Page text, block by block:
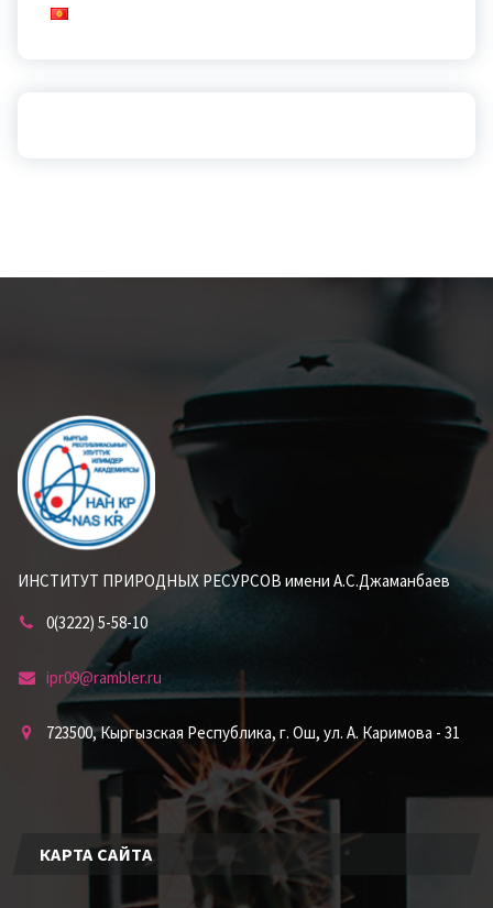
ИНСТИТУТ ПРИРОДНЫХ РЕСУРСОВ имени А.С.Джаманбаев
0(3222) 5-58-10
ipr09@rambler.ru
723500, Кыргызская Республика, г. Ош, ул. А. Каримова - 31
КАРТА САЙТА